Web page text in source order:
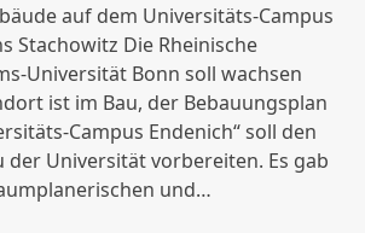
auf dem Universitäts-Campus
Stachowitz Die Rheinische
Universität Bonn soll wachsen
ist im Bau, der Bebauungsplan
Campus Endenich“ soll den
der Universität vorbereiten. Es gab
und…